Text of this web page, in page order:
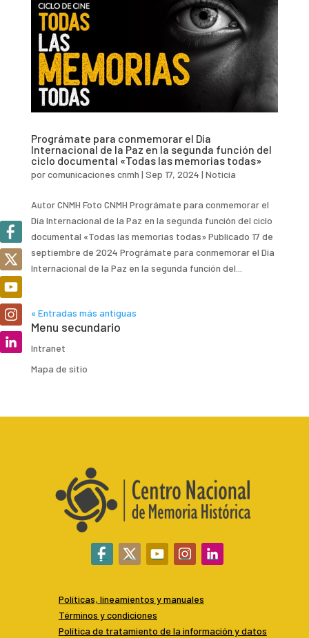
Prográmate para conmemorar el Día
Internacional de la Paz en la segunda función del
ciclo documental «Todas las memorias todas»
porcomunicaciones cnmh | Sep 17, 2024 | Noticia
Autor CNMH Foto CNMH Prográmate para conmemorar el
Día Internacional de la Paz en la segunda función del ciclo
documental «Todas las memorias todas» Publicado 17 de
septiembre de 2024 Prográmate para conmemorar el Día
Internacional de la Paz en la segunda función del...
« Entradas más antiguas
Menu secundario
Intranet
Mapa de sitio
Políticas, lineamientos y manuales
Términos y condiciones
Política de tratamiento de la información y datos